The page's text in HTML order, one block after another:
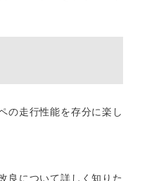
の走行性能を存分に楽し
良について詳しく知りた